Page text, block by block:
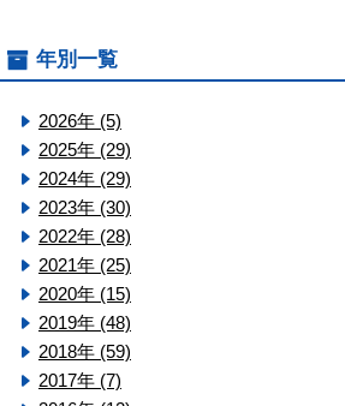
年別一覧
2026年 (5)
2025年 (29)
2024年 (29)
2023年 (30)
2022年 (28)
2021年 (25)
2020年 (15)
2019年 (48)
2018年 (59)
2017年 (7)